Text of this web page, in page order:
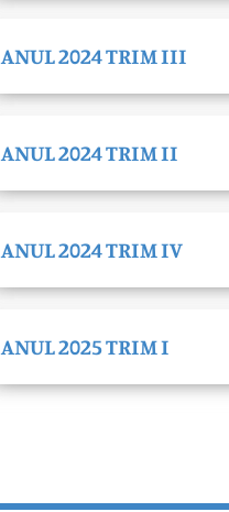
ANUL 2024 TRIM III
ANUL 2024 TRIM II
ANUL 2024 TRIM IV
ANUL 2025 TRIM I